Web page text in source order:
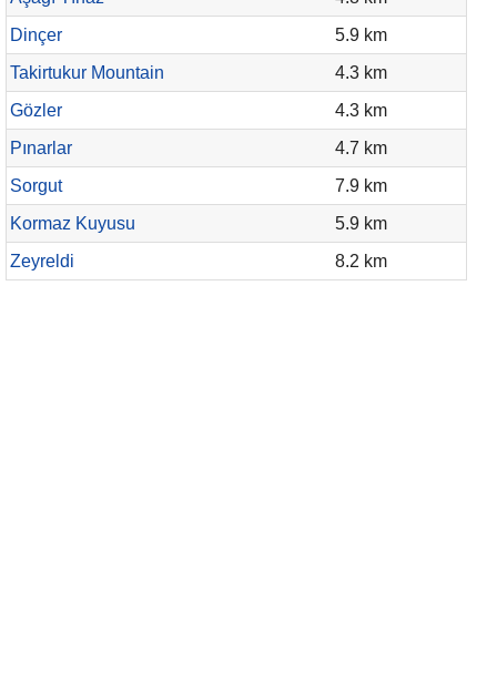
Dinçer
5.9 km
Takirtukur Mountain
4.3 km
Gözler
4.3 km
Pınarlar
4.7 km
Sorgut
7.9 km
Kormaz Kuyusu
5.9 km
Zeyreldi
8.2 km